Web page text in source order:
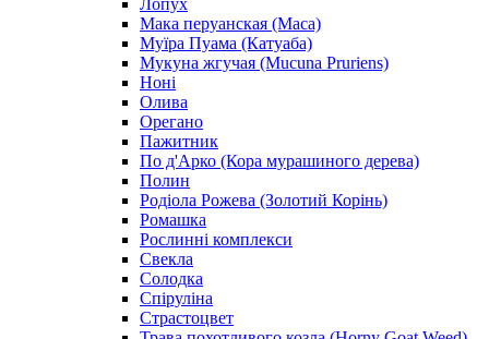
Мака перуанская (Maca)
Муїра Пуама (Катуаба)
Мукуна жгучая (Mucuna Pruriens)
Ноні
Олива
Орегано
Пажитник
По д'Арко (Кора мурашиного дерева)
Полин
Родіола Рожева (Золотий Корінь)
Ромашка
Рослинні комплекси
Свекла
Солодка
Спіруліна
Страстоцвет